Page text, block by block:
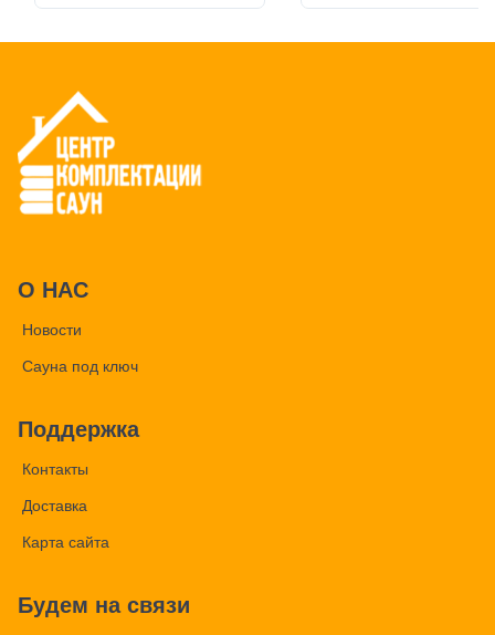
О НАС
Новости
Сауна под ключ
Поддержка
Контакты
Доставка
Карта сайта
Будем на связи